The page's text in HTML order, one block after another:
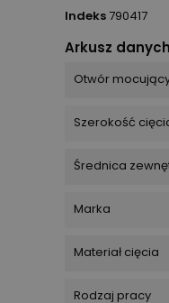
Indeks 790417
Arkusz danych
Otwór
Szerokość
Średnica
Marka
Materiał cięcia
Rodzaj pracy